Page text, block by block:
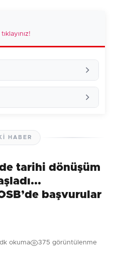
Sorusu:
= ?
İlk yorumu siz yapın!
HABER
tarihi dönüşüm
başvurular
okuma 375 görüntülenme